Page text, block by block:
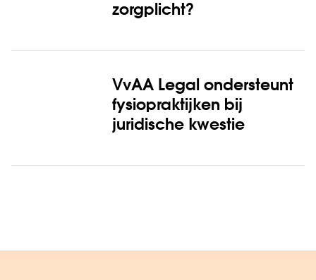
zorgplicht?
VvAA Legal ondersteunt
fysiopraktijken bij
juridische kwestie